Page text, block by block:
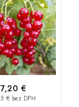
€ bez DPH
7,20 €